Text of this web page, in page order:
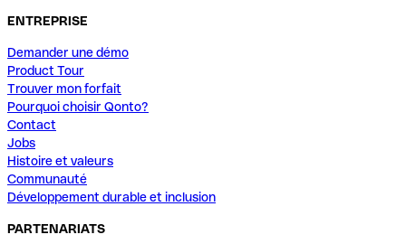
ENTREPRISE
Demander une démo
Product Tour
Trouver mon forfait
Pourquoi choisir Qonto?
Contact
Jobs
Histoire et valeurs
Communauté
Développement durable et inclusion
PARTENARIATS